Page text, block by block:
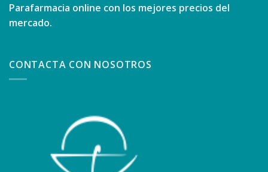
Parafarmacia online con los mejores precios del
mercado.
CONTACTA CON NOSOTROS